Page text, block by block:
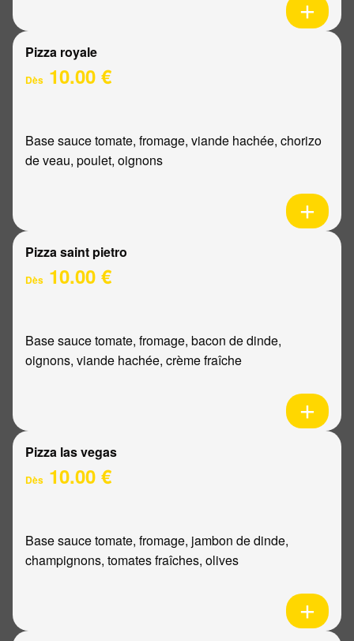
Pizza royale
Dès 10.00 €
Base sauce tomate, fromage, viande hachée, chorizo
de veau, poulet, oignons
Pizza saint pietro
Dès 10.00 €
Base sauce tomate, fromage, bacon de dinde,
oignons, viande hachée, crème fraîche
Pizza las vegas
Dès 10.00 €
Base sauce tomate, fromage, jambon de dinde,
champignons, tomates fraîches, olives